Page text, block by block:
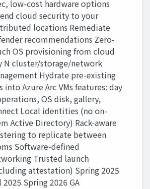
low-cost hardware options
cloud security to your
locations Remediate
recommendations Zero-
OS provisioning from cloud
N cluster/storage/network
Hydrate pre-existing
into Azure Arc VMs features: day
OS disk, gallery,
Local identities (no on-
Active Directory) Rack-aware
to replicate between
Software-defined
Trusted launch
attestation) Spring 2025
2025 Spring 2026 GA